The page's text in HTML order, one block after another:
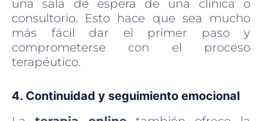
una sala de espera de una clínica o
consultorio. Esto hace que sea mucho
más fácil dar el primer paso y
comprometerse con el proceso
terapéutico.
4. Continuidad y seguimiento emocional